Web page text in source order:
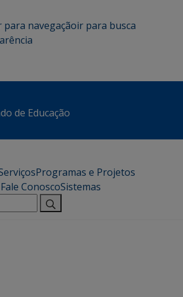
para navegaçãoir para busca
de Educação
Programas e Projetos
Fale ConoscoSistemas